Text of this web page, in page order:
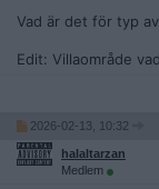
Vad är det för typ
Edit: Villaområde
2026-02-13, 10:32
halaltarzan
Medlem